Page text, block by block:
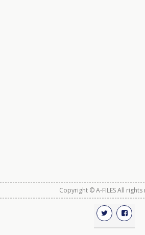
Copyright © A-FILES All